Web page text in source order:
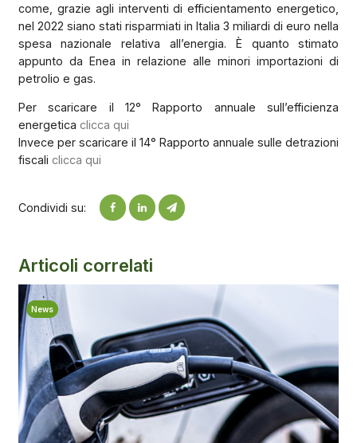
come, grazie agli interventi di efficientamento energetico,
nel 2022 siano stati risparmiati in Italia 3 miliardi di euro nella
spesa nazionale relativa all’energia. È quanto stimato
appunto da Enea in relazione alle minori importazioni di
petrolio e gas.
Per scaricare il 12° Rapporto annuale sull’efficienza
energetica clicca qui
Invece per scaricare il 14° Rapporto annuale sulle detrazioni
fiscali clicca qui
Condividi su:
Articoli correlati
News